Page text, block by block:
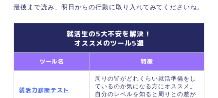
②相手の話を最後まで聞いてから発言する
③適切な報連相（報告・連絡・相談）をお
④相手の立場に立って発言する
マインドセット編｜仕事ができる人に共通する考
最後まで読み、明日からの行動に取り入れてみてくださいね。
就活生の5大不安を解決！
オススメのツール5選
ツール名 特徴
就活力診断テスト
周りの皆がどれくらい就活準備をし
ているのか気になる方にオススメ。
自分のレベルを知ると周りとの差が